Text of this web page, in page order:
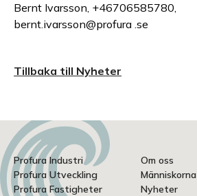
Bernt Ivarsson, +46706585780,
bernt.ivarsson@profura .se
Tillbaka till Nyheter
Profura Industri
Profura Utveckling
Profura Fastigheter
Om oss
Människorna
Nyheter